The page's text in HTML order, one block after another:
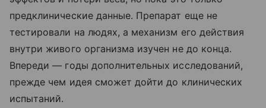
предклинические данные. Препарат еще не
тестировали на людях, а механизм его действия
внутри живого организма изучен не до конца.
Впереди — годы дополнительных исследований,
прежде чем идея сможет дойти до клинических
испытаний.